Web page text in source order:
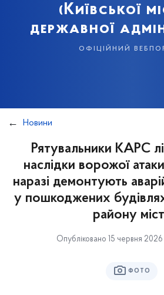
(Київської
державної
офіційний
Новини
Рятувальники КАРС
наслідки ворожої
наразі демонтують
у пошкоджених
району
Опубліковано 15 червня
ФОТО